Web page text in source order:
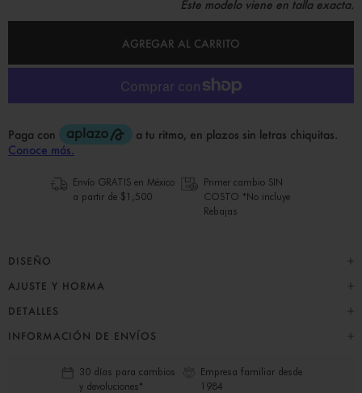
Este modelo viene en talla exacta.
AGREGAR AL CARRITO
Envío GRATIS en México
a partir de $1,500
Primer cambio SIN
COSTO *No incluye
Rebajas
DISEÑO
AJUSTE Y HORMA
DETALLES
INFORMACIÓN DE ENVÍOS
30 días para cambios
y devoluciones*
Empresa familiar desde
1984